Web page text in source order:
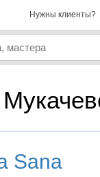
Нужны клиенты?
Sana